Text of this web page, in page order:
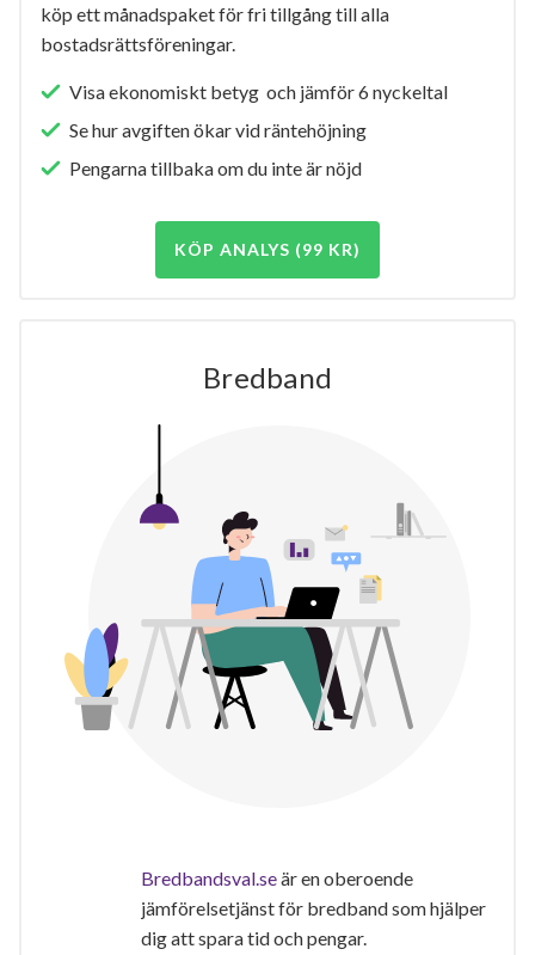
köp ett månadspaket för fri tillgång till alla
bostadsrättsföreningar.
Visa ekonomiskt betyg och jämför 6 nyckeltal
Se hur avgiften ökar vid räntehöjning
Pengarna tillbaka om du inte är nöjd
KÖP ANALYS (99 KR)
Bredband
Bredbandsval.seär en oberoende
jämförelsetjänst för bredband som hjälper
dig att spara tid och pengar.